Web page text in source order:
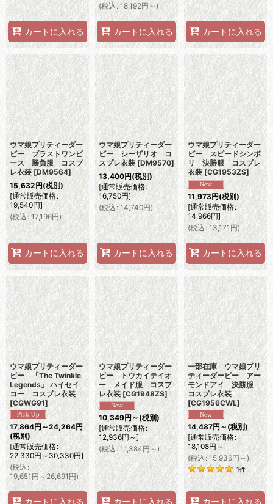
カートに入れる
(税込: 18,192円～)
カートに入れる カートに入れる
ウマ娘プリティーダー
ビー ブラストワンピ
ース 勝負服 コスプ
レ衣装 [DM9564]
15,632円(税別)
[通常販売価格:
19,540円]
(税込: 17,196円)
カートに入れる
ウマ娘プリティーダー
ビー シーザリオ コ
スプレ衣装 [DM9570]
13,400円(税別)
[通常販売価格:
16,750円]
(税込 : 14,740円)
カートに入れる
ウマ娘プリティーダー
ビー スピードシンボ
リ 決勝服 コスプレ
衣装 [CG1953ZS]
11,973円(税別)
[通常販売価格 :
14,966円]
(税込: 13,171 円)
カートに入れる
ウマ娘プリティーダー
ビー 「The Twinkle
Legends」 ハイセイ
コー コスプレ衣装
[CGWG91]
17,864円～24,264円
(税別)
[通常販売価格:
22,330円～30,330円]
(税込:
19,651 円 ～26,691円)
カートに入れる
ウマ娘プリティーダー
ビー トウカイテイオ
ー メイド服 コスプ
レ衣装 [CG1948ZS]
10,349円 ～(税別)
[通常販売価格:
12,936円～]
(税込: 11,384円～)
カートに入れる
一部在庫 ウマ娘プリ
ティーダービー アー
モンドアイ 決勝服
コスプレ衣装
[CG1956CWL]
14,487円～(税別)
[通常販売価格:
18,108円～]
(税込: 15,936円～)
1件
カートに入れる